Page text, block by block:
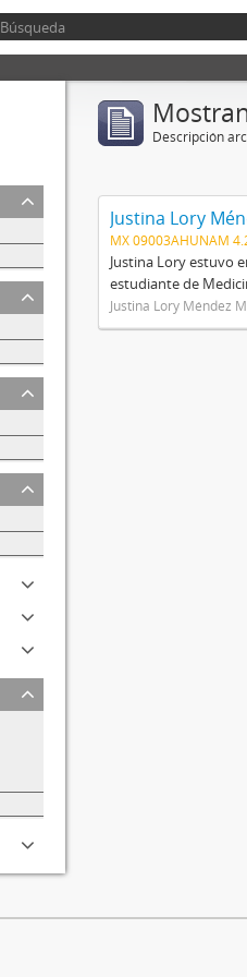
1
1
1
Descripción
Justina Lory
MX 09003AHUNAM
Justina Lory estuvo
estudiante de
Justina Lory Méndez